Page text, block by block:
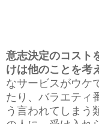
意志決定のコスト
けは他のことを考
なサービスがウケ
たり、バラエティ
う言われてしまう